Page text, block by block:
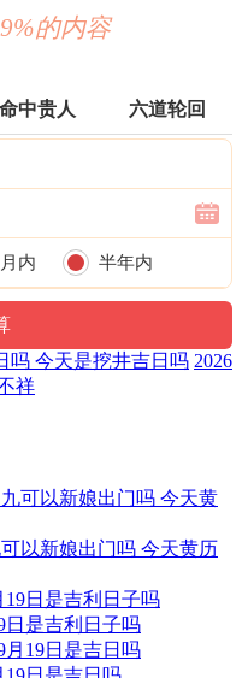
日建 金匮 大进 福德
罗纹 六合 武曲
祀
求财 入宅 安葬 赴任
酉 日刑 帝旺 天赦 玉堂
修造 安葬
的内容
命中贵人 六道轮回
内 半年内
吗 今天是挖井吉日吗 2026
祥
以新娘出门吗 今天黄历
日是吉利日子吗